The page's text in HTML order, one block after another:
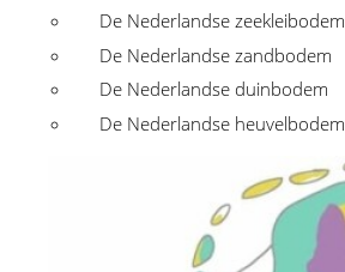
De Nederlandse zeekleibodem
De Nederlandse zandbodem
De Nederlandse duinbodem
De Nederlandse heuvelbodem